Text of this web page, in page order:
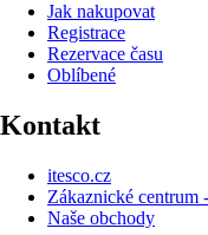
Jak nakupovat
Registrace
Rezervace času
Oblíbené
Kontakt
itesco.cz
Zákaznické centrum
Naše obchody